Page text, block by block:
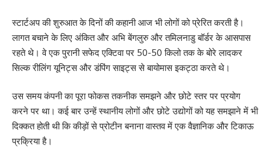
स्टार्टअप की शुरुआत के दिनों की कहानी आज भी लोगों को प्रेरित करती है।
लागत बचाने के लिए अंकित और अभि बेंगलुरु और तमिलनाडु बॉर्डर के आसपास
रहते थे। वे एक पुरानी सफेद एक्टिवा पर 50-50 किलो तक के बोरे लादकर
सिल्क रीलिंग यूनिट्स और डंपिंग साइट्स से बायोमास इकट्ठा करते थे।
उस समय कंपनी का पूरा फोकस तकनीक समझने और छोटे स्तर पर प्रयोग
करने पर था। कई बार उन्हें स्थानीय लोगों और छोटे उद्योगों को यह समझाने में भी
दिक्कत होती थी कि कीड़ों से प्रोटीन बनाना वास्तव में एक वैज्ञानिक और टिकाऊ
प्रक्रिया है।